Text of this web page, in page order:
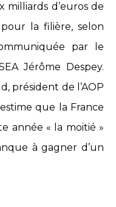
milliards d’euros de
la filière, selon
par le
Jérôme Despey.
président de l’AOP
que la France
année « la moitié »
à gagner d’un